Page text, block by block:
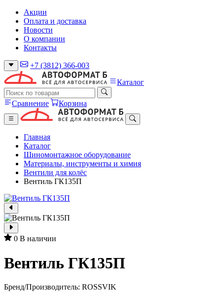
Акции
Оплата и доставка
Новости
О компании
Контакты
+7 (3812) 366-003
Каталог
Сравнение Корзина
Главная
Каталог
Шиномонтажное оборудование
Материалы, инструменты и химия
Вентили для колёс
Вентиль ГК135П
0 В наличии
Вентиль ГК135П
Бренд/Производитель: ROSSVIK